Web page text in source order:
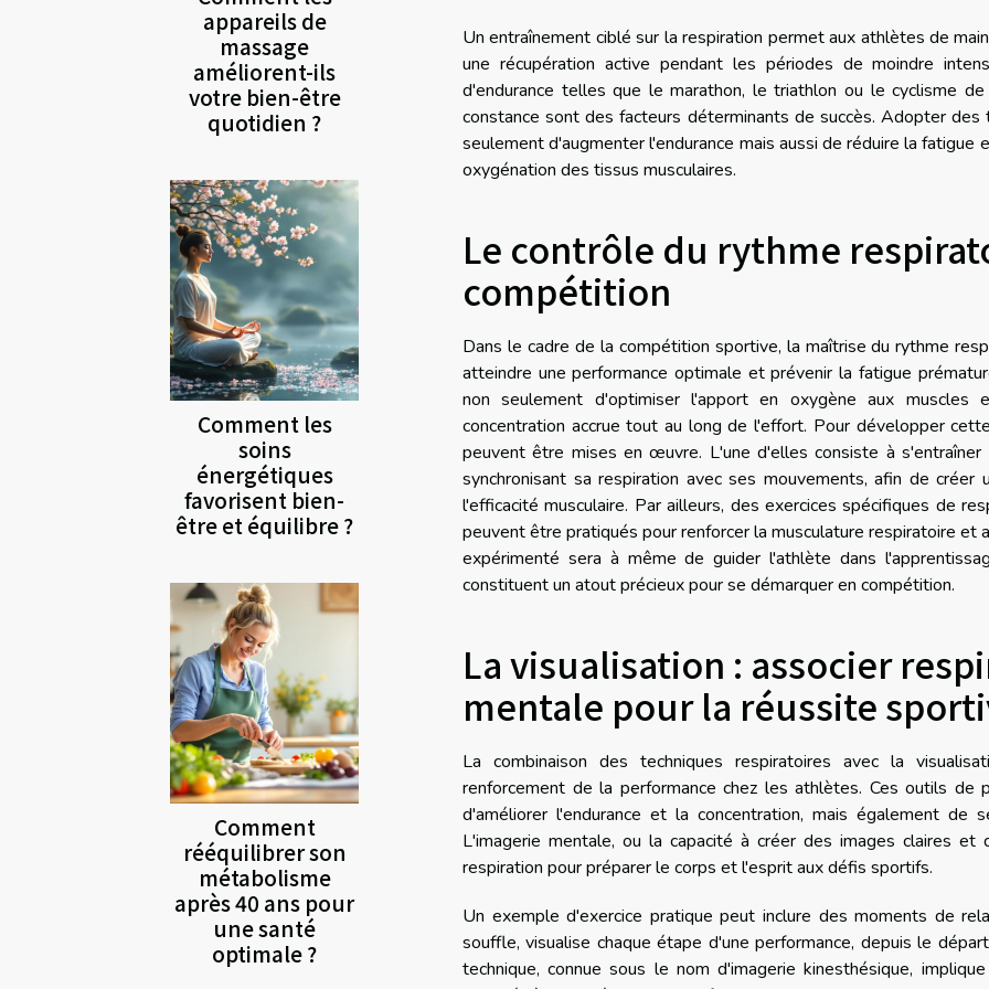
appareils de
massage
améliorent-ils
votre bien-être
quotidien ?
Comment les
soins
énergétiques
favorisent bien-
être et équilibre ?
Comment
rééquilibrer son
métabolisme
après 40 ans pour
une santé
optimale ?
Un entraînement ciblé sur la respiration permet aux athlètes de
une récupération active pendant les périodes de moindre
d'endurance telles que le marathon, le triathlon ou le cyclisme
constance sont des facteurs déterminants de succès. Adopter
seulement d'augmenter l'endurance mais aussi de réduire la
oxygénation des tissus musculaires.
Le contrôle du rythme
compétition
Dans le cadre de la compétition sportive, la maîtrise du rythme
atteindre une performance optimale et prévenir la fatigue
non seulement d'optimiser l'apport en oxygène aux muscles
concentration accrue tout au long de l'effort. Pour développer
peuvent être mises en œuvre. L'une d'elles consiste à
synchronisant sa respiration avec ses mouvements, afin de créer
l'efficacité musculaire. Par ailleurs, des exercices spécifiques de
peuvent être pratiqués pour renforcer la musculature respiratoire et
expérimenté sera à même de guider l'athlète dans
constituent un atout précieux pour se démarquer en compétition.
La visualisation : associer
mentale pour la réussite
La combinaison des techniques respiratoires avec la
renforcement de la performance chez les athlètes. Ces outils de
d'améliorer l'endurance et la concentration, mais également
L'imagerie mentale, ou la capacité à créer des images claires
respiration pour préparer le corps et l'esprit aux défis sportifs.
Un exemple d'exercice pratique peut inclure des moments de
souffle, visualise chaque étape d'une performance, depuis le
technique, connue sous le nom d'imagerie kinesthésique,